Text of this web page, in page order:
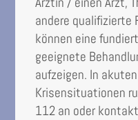
andere qualifizierte
können eine
geeignete
aufzeigen. In
Krisensituationen
112 an oder